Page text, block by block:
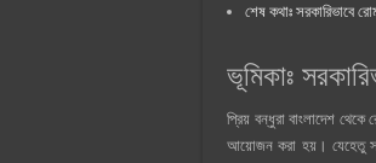
শেষ কথাঃ সরকারিভাবে
ভূমিকাঃ
প্রিয় বন্ধুরা বাংলাদেশ
আয়োজন করা হয়। যেহেতু